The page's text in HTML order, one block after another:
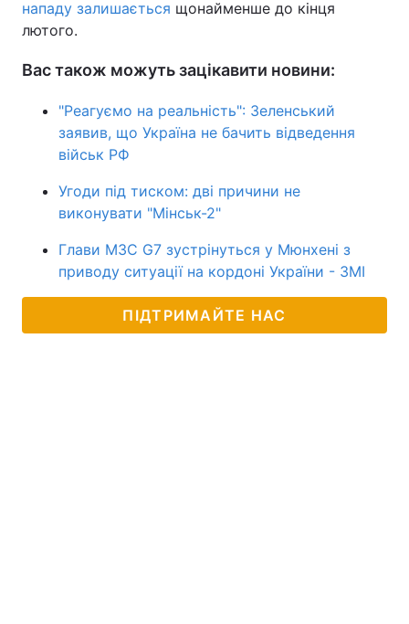
нападу залишається щонайменше до кінця
лютого.
Вас також можуть зацікавити новини:
"Реагуємо на реальність": Зеленський
заявив, що Україна не бачить відведення
військ РФ
Угоди під тиском: дві причини не
виконувати "Мінськ-2"
Глави МЗС G7 зустрінуться у Мюнхені з
приводу ситуації на кордоні України - ЗМІ
ПІДТРИМАЙТЕ НАС